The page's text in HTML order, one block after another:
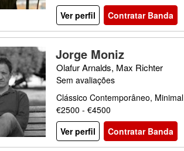
Ver perfil
Contratar Banda
Jorge Moniz
Olafur Arnalds, Max Richter
Sem avaliações
Clássico Contemporâneo, Minimal
€2500 - €4500
Ver perfil
Contratar Banda